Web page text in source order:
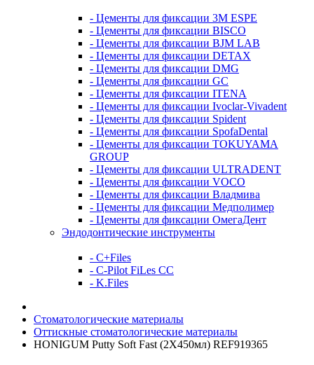
- Цементы для фиксации 3M ESPE
- Цементы для фиксации BISCO
- Цементы для фиксации BJM LAB
- Цементы для фиксации DETAX
- Цементы для фиксации DMG
- Цементы для фиксации GC
- Цементы для фиксации ITENA
- Цементы для фиксации Ivoclar-Vivadent
- Цементы для фиксации Spident
- Цементы для фиксации SpofaDental
- Цементы для фиксации TOKUYAMA
GROUP
- Цементы для фиксации ULTRADENT
- Цементы для фиксации VOCO
- Цементы для фиксации Владмива
- Цементы для фиксации Медполимер
- Цементы для фиксации ОмегаДент
Эндодонтические инструменты
- C+Files
- C-Pilot FiLes CC
- K.Files
Стоматологические материалы
Оттискные стоматологические материалы
HONIGUM Putty Soft Fast (2Х450мл) REF919365